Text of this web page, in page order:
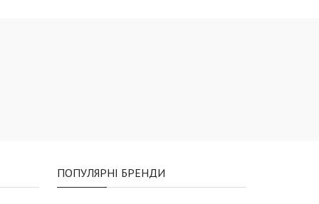
ПОПУЛЯРНІ БРЕНДИ